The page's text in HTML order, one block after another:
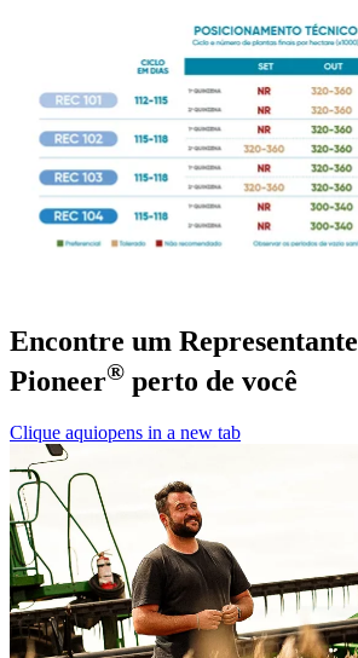
Encontre um Representante
Pioneer® perto de você
Clique aquiopens in a new tab